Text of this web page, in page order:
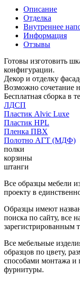
Описание
Отделка
Внутреннее
Информация
Отзывы
Готовы изготовить
конфигурации.
Декор и отделку
Возможно сочетание
Бесплатная сборка в
ЛДСП
Пластик Alvic Luxe
Пластик HPL
Пленка ПВХ
Полотно АГТ (МДФ)
полки
корзины
штанги
Все образцы мебели
проекту в
Образцы имеют
поиска по сайту, все
зарегистрированным
Все мебельные
образцов по цвету,
способами монтажа и
фурнитуры.